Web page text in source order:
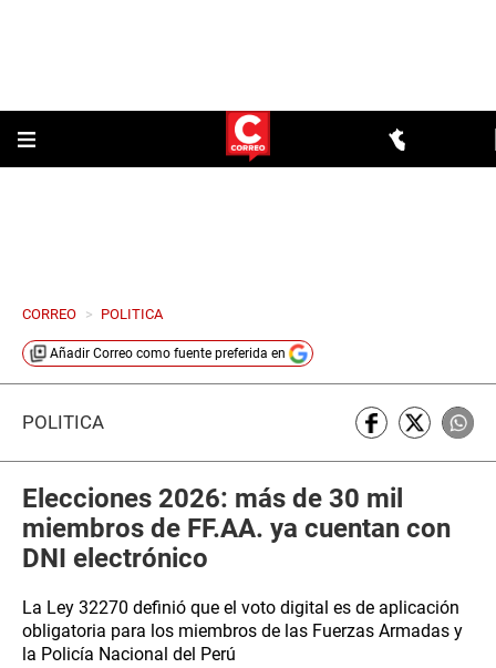
CORREO > POLITICA
Añadir Correo como fuente preferida en
POLÍTICA
Elecciones 2026: más de 30 mil
miembros de FF.AA. ya cuentan con
DNI electrónico
La Ley 32270 definió que el voto digital es de aplicación
obligatoria para los miembros de las Fuerzas Armadas y
la Policía Nacional del Perú